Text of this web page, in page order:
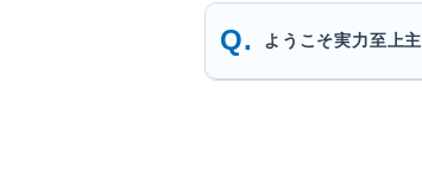
ようこそ実力至上